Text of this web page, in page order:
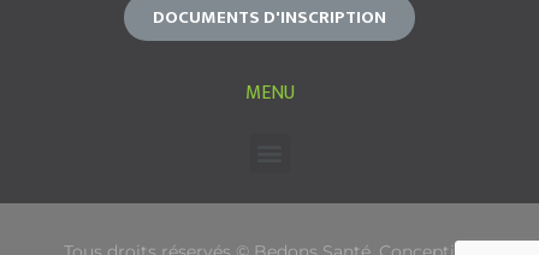
DOCUMENTS D'INSCRIPTION
MENU